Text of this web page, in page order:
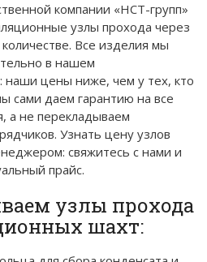
компании «НСТ-групп»
узлы прохода через
Все изделия мы
в нашем
наши цены ниже, чем у тех, кто
сами даем гарантию на все
а не перекладываем
Узнать цену узлов
свяжитесь с нами и
прайс.
узлы прохода
шахт: